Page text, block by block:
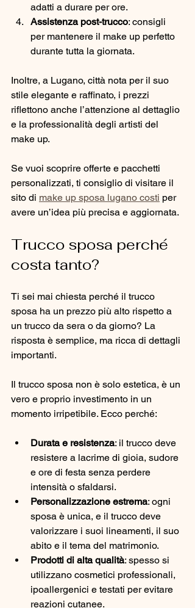
adatti a durare per ore.
Assistenza post-trucco: consigli
per mantenere il make up perfetto
durante tutta la giornata.
Inoltre, a Lugano, città nota per il suo
stile elegante e raffinato, i prezzi
riflettono anche l’attenzione al dettaglio
e la professionalità degli artisti del
make up.
Se vuoi scoprire offerte e pacchetti
personalizzati, ti consiglio di visitare il
sito di make up sposa lugano costi per
avere un’idea più precisa e aggiornata.
Trucco sposa perché
costa tanto?
Ti sei mai chiesta perché il trucco
sposa ha un prezzo più alto rispetto a
un trucco da sera o da giorno? La
risposta è semplice, ma ricca di dettagli
importanti.
Il trucco sposa non è solo estetica, è un
vero e proprio investimento in un
momento irripetibile. Ecco perché:
Durata e resistenza: il trucco deve
resistere a lacrime di gioia, sudore
e ore di festa senza perdere
intensità o sfaldarsi.
Personalizzazione estrema: ogni
sposa è unica, e il trucco deve
valorizzare i suoi lineamenti, il suo
abito e il tema del matrimonio.
Prodotti di alta qualità: spesso si
utilizzano cosmetici professionali,
ipoallergenici e testati per evitare
reazioni cutanee.